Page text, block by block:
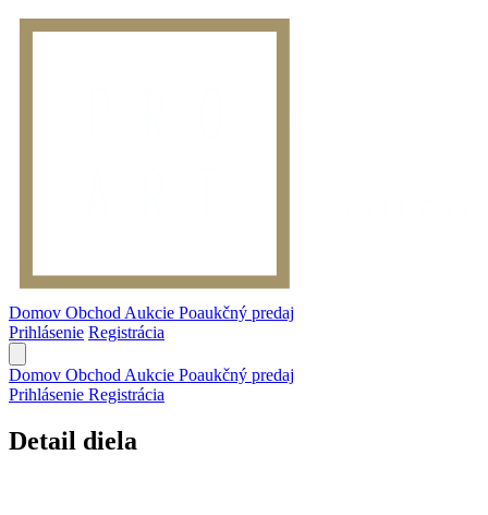
Domov Obchod Aukcie Poaukčný predaj
Prihlásenie Registrácia
Domov Obchod Aukcie Poaukčný predaj
Prihlásenie Registrácia
Detail diela